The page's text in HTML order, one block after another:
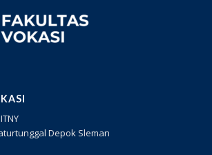
Depok Sleman